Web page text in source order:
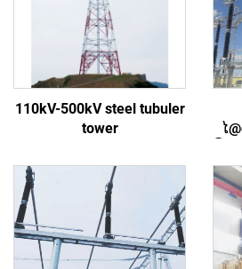
110kV-500kV steel tubuler
tower
ໄ